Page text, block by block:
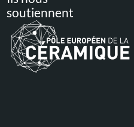
soutiennent